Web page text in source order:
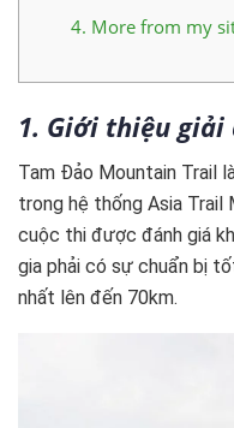
4. More from my
1. Giới thiệu giải
Tam Đảo Mountain Trail
trong hệ thống Asia
cuộc thi được đánh giá
gia phải có sự chuẩn bị
nhất lên đến 70km.